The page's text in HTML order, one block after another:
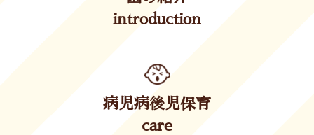
introduction
病児病後児保育
care